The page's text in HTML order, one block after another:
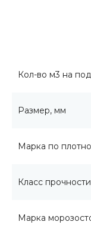
Кол-во м3 на
Размер, мм
Марка по
Класс прочности
Марка